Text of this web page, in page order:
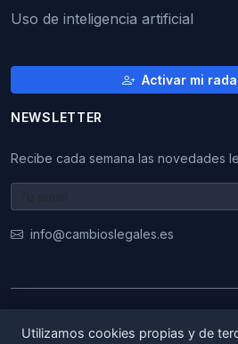
Uso de inteligencia artificial
Activar mi
NEWSLETTER
Recibe cada semana las novedades
info@cambioslegales.es
Utilizamos cookies propias y de